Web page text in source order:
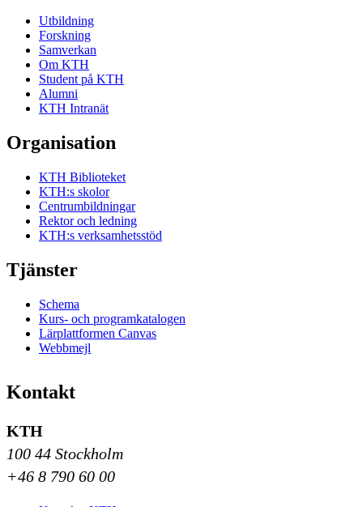
Utbildning
Forskning
Samverkan
Om KTH
Student på KTH
Alumni
KTH Intranät
Organisation
KTH Biblioteket
KTH:s skolor
Centrumbildningar
Rektor och ledning
KTH:s verksamhetsstöd
Tjänster
Schema
Kurs- och programkatalogen
Lärplattformen Canvas
Webbmejl
Kontakt
KTH
100 44 Stockholm
+46 8 790 60 00